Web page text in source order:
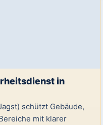
in
schützt Gebäude,
mit klarer